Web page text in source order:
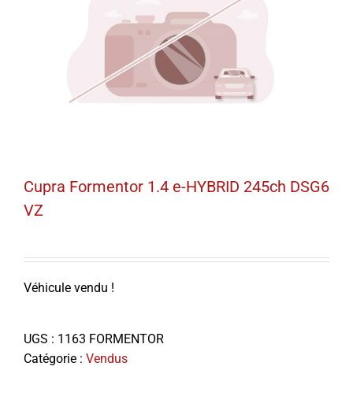
Cupra Formentor 1.4 e-HYBRID 245ch DSG6
VZ
Véhicule vendu !
UGS : 1163 FORMENTOR
Catégorie : Vendus